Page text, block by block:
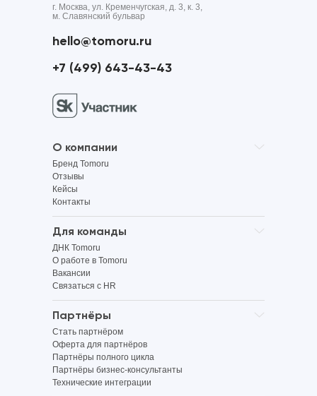
г. Москва, ул. Кременчугская, д. 3, к. 3,
м. Славянский бульвар
hello@tomoru.ru
+7 (499) 643-43-43
О компании
Бренд Tomoru
Контакты
Отзывы
Кейсы
Для команды
ДНК Tomoru
О работе в Tomoru
Вакансии
Связаться с HR
Партнёры
Стать партнёром
Оферта для партнёров
Партнёры полного цикла
Технические интеграции
Партнёры бизнес-консультанты